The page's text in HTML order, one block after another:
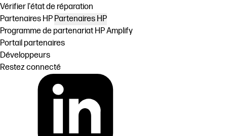
Vérifier l'état de réparation
Partenaires HP Partenaires HP
Programme de partenariat HP Amplify
Portail partenaires
Développeurs
Restez connecté